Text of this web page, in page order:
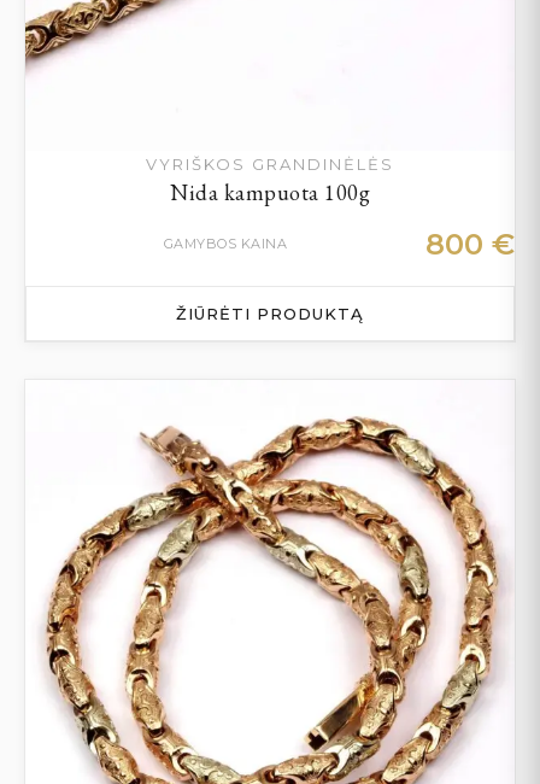
VYRIŠKOS GRANDINĖLĖS
Nida kampuota 100g
GAMYBOS KAINA 800 €
ŽIŪRĖTI PRODUKTĄ